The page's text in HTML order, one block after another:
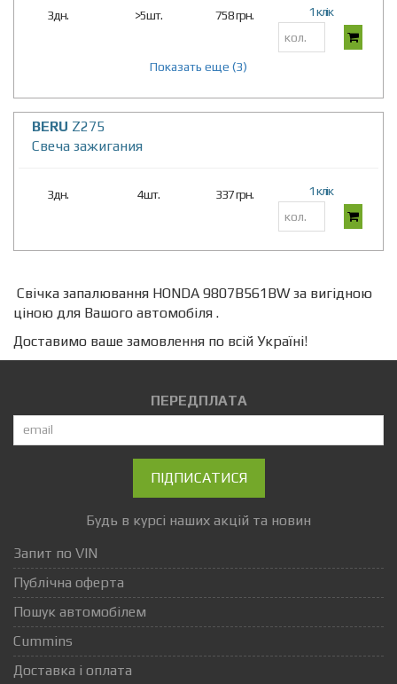
3дн. >5шт. 758 грн. 1 клік
Показать еще (3)
BERU Z275
Свеча зажигания
3дн. 4шт. 337 грн. 1 клік
Свічка запалювання HONDA 9807B561BW за вигідною
ціною для Вашого автомобіля .
Доставимо ваше замовлення по всій Україні!
ПЕРЕДПЛАТА
ПІДПИСАТИСЯ
Будь в курсі наших акцій та новин
Запит по VIN
Публічна оферта
Пошук автомобілем
Cummins
Доставка і оплата